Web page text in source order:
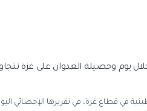
في قطاع غزة، في تقريرها الإحصائي